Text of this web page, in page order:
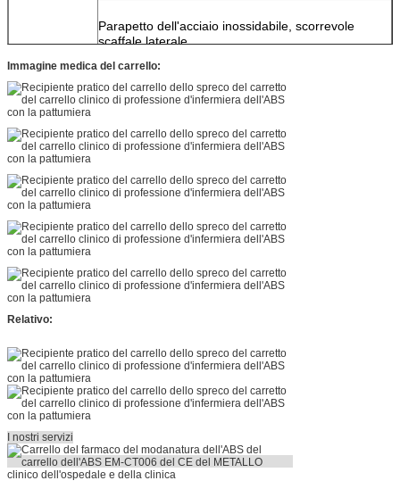
Parapetto dell'acciaio inossidabile, scorrevole
scaffale laterale
Serratura centralizzata
Quattro macchine per colata continua silenziose
lussuose, due con i freni
Accessori standard:
Canestro della polvere
Supporto di disposizione dell'ago
Scaffale del defibrillatore
Bordo del defibrillatore
Sbocco & ganci di potere
Supporto del carro armato di ossigeno
Contenitore pratico
scatola di stoccaggio
Immagine medica del carrello:
Relativo:
I nostri servizi